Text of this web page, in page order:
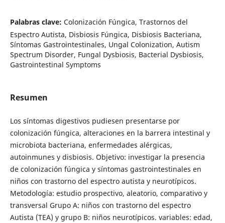
Palabras clave: Colonización Fúngica, Trastornos del
Espectro Autista, Disbiosis Fúngica, Disbiosis Bacteriana,
Síntomas Gastrointestinales, Ungal Colonization, Autism
Spectrum Disorder, Fungal Dysbiosis, Bacterial Dysbiosis,
Gastrointestinal Symptoms
Resumen
Los síntomas digestivos pudiesen presentarse por
colonización fúngica, alteraciones en la barrera intestinal y
microbiota bacteriana, enfermedades alérgicas,
autoinmunes y disbiosis. Objetivo: investigar la presencia
de colonización fúngica y síntomas gastrointestinales en
niños con trastorno del espectro autista y neurotípicos.
Metodología: estudio prospectivo, aleatorio, comparativo y
transversal Grupo A: niños con trastorno del espectro
Autista (TEA) y grupo B: niños neurotípicos. variables: edad,